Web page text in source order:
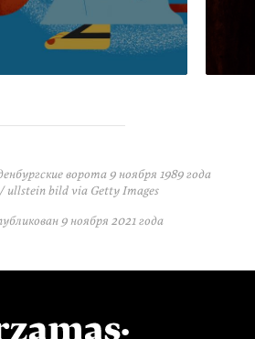
ворота 9 ноября 1989 года
ullstein bild via Getty Images
9 ноября 2021 года